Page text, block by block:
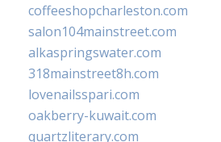
coffeeshopcharleston.com
salon104mainstreet.com
alkaspringswater.com
318mainstreet8h.com
lovenailsspari.com
oakberry-kuwait.com
quartzliterary.com